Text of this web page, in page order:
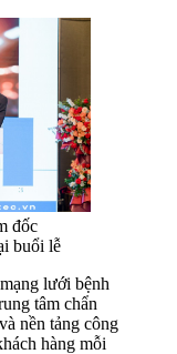
đốc
buổi lễ
lưới bệnh
tâm chẩn
nền tảng công
hàng mỗi